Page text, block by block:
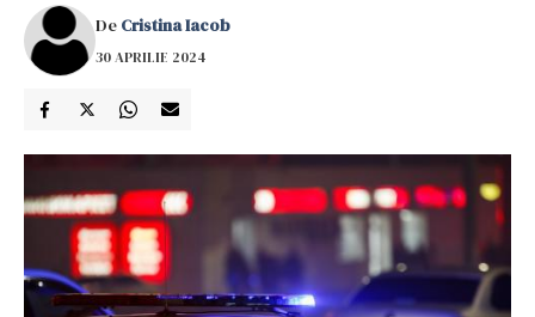
De Cristina Iacob
30 APRILIE 2024